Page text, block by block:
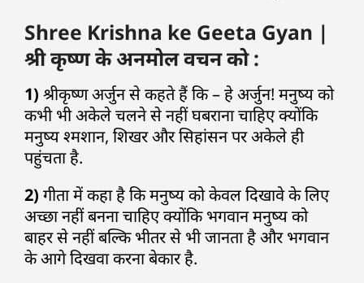
Shree Krishna ke Geeta Gyan |
श्री कृष्ण के अनमोल वचन को :
1) श्रीकृष्ण अर्जुन से कहते हैं कि – हे अर्जुन! मनुष्य को
कभी भी अकेले चलने से नहीं घबराना चाहिए क्योंकि
मनुष्य श्मशान, शिखर और सिहांसन पर अकेले ही
पहुंचता है.
2) गीता में कहा है कि मनुष्य को केवल दिखावे के लिए
अच्छा नहीं बनना चाहिए क्योंकि भगवान मनुष्य को
बाहर से नहीं बल्कि भीतर से भी जानता है और भगवान
के आगे दिखवा करना बेकार है.